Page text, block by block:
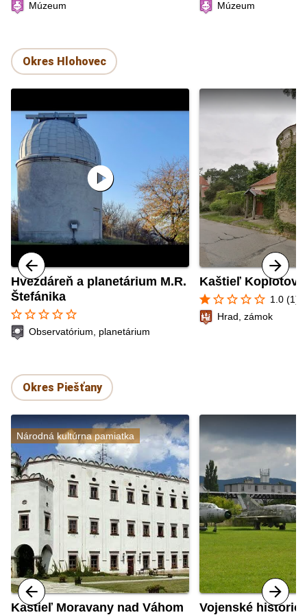
Múzeum
Múzeum
Okres Hlohovec
play_circle
Hvezdáreň a planetárium M.R.
Štefánika
star_border star_border star_border star_border star_border
Observatórium, planetárium
Kaštieľ
star star_border star_border star_border star_border 1.0 (1)
Hrad, zámok
Okres Piešťany
Národná kultúrna pamiatka
Kaštieľ Moravany nad Váhom
Vojenské